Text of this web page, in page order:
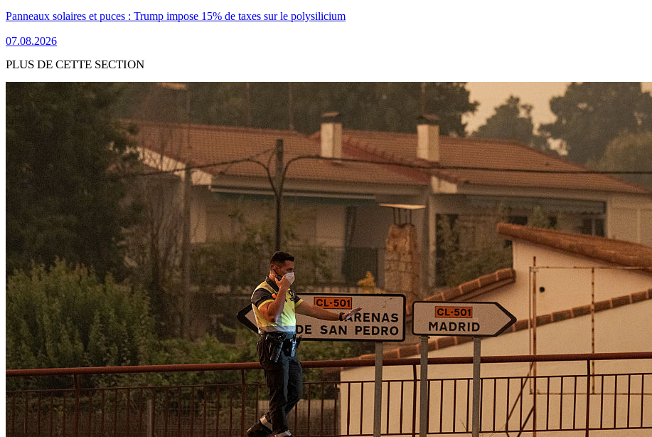
Panneaux solaires et puces : Trump impose 15% de taxes sur le polysilicium
07.08.2026
PLUS DE CETTE SECTION